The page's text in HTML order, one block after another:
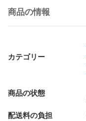
商品の情報
カテゴリー
商品の状態
配送料の負担